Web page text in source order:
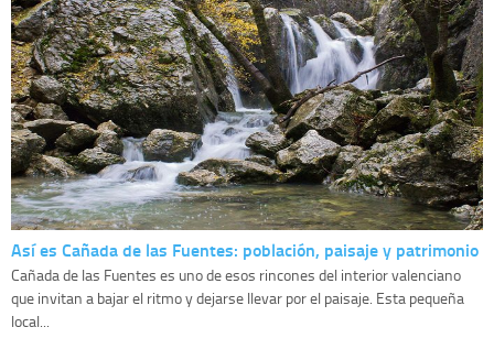
Así es Cañada de las Fuentes: población, paisaje y patrimonio
Cañada de las Fuentes es uno de esos rincones del interior valenciano
que invitan a bajar el ritmo y dejarse llevar por el paisaje. Esta pequeña
local...